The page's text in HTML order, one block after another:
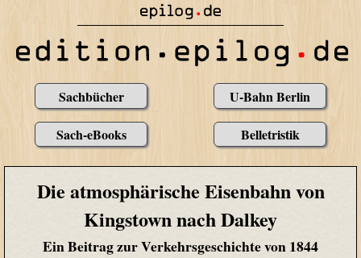
Sachbücher U-Bahn Berlin
Sach-eBooks Belletristik
Die atmosphärische Eisenbahn von
Kingstown nach Dalkey
Ein Beitrag zur Verkehrsgeschichte von 1844